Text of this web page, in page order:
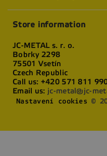
Store information
JC-METAL s. r. o.
Bobrky 2298
75501 Vsetín
Czech Republic
Call us: +420 571 811
Email us: jc-metal@jc-
Nastavení cookies ©